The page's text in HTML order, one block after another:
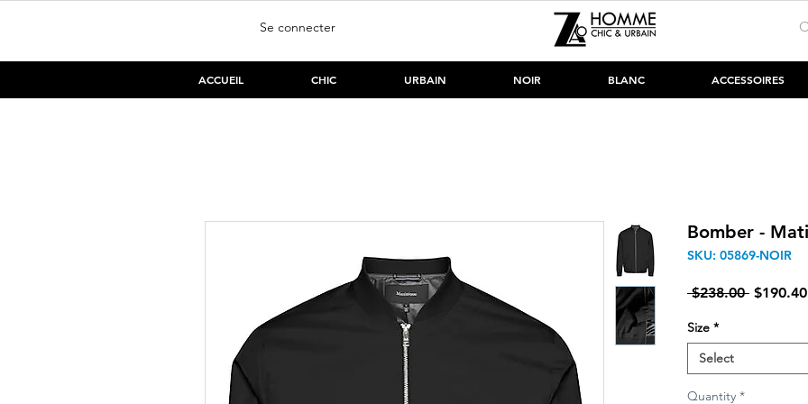
Se connecter
ACCUEIL CHIC URBAIN NOIR BLANC ACCESSOIRES
Bomber -
SKU: 05869-NOIR
$238.00 Regular
$190.40
Size *
Select
Quantity *